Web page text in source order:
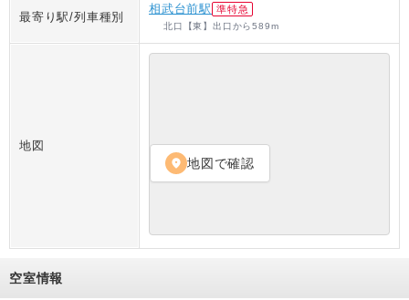
最寄り駅/列車種別
相武台前駅 準特急
北口【東】出口から589m
地図
location_on 地図で確認
空室情報